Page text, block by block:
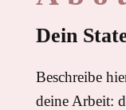
Dein
Beschreibe
deine Arbeit: